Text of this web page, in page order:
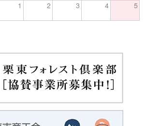
1 2 3 4 5